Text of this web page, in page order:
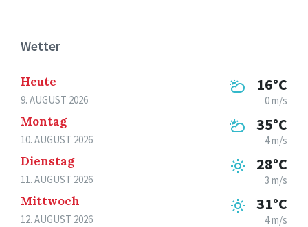
Wetter
Heute
9. AUGUST 2026
16°C
0 m/s
Montag
10. AUGUST 2026
35°C
4 m/s
Dienstag
11. AUGUST 2026
28°C
3 m/s
Mittwoch
12. AUGUST 2026
31°C
4 m/s